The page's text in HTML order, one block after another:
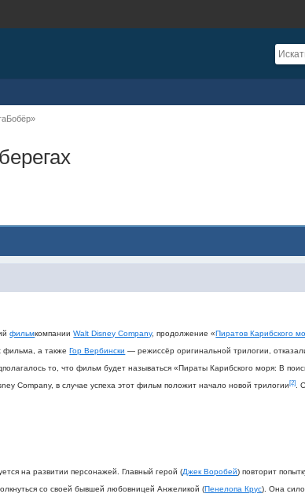
фильмкомпанииWalt Disney Company, продолжение «Пиратов Карибского
фильма, а такжеГор Вербински — режиссёр оригинальной трилогии,
то, что фильм будет называться «Пираты Карибского моря: В
Company, в случае успеха этот фильм положит начало новой трилогии[2] .
на развитии персонажей. Главный герой (Джек Воробей) повторит
со своей бывшей любовницей Анжеликой (Пенелопа Крус). Она